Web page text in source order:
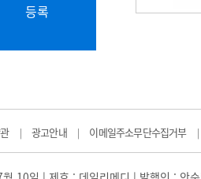
등록
| 광고안내 | 이메일주소무단수집거부 |